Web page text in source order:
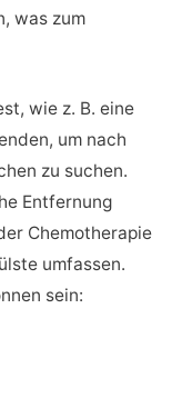
was zum
wie z. B. eine
um nach
zu suchen.
Entfernung
Chemotherapie
umfassen.
sein: